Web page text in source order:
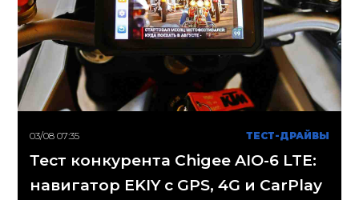
03/08 07:35 ТЕСТ-ДРАЙВЫ
Тест конкурента Chigee AIO-6 LTE:
навигатор EKIY с GPS, 4G и CarPlay